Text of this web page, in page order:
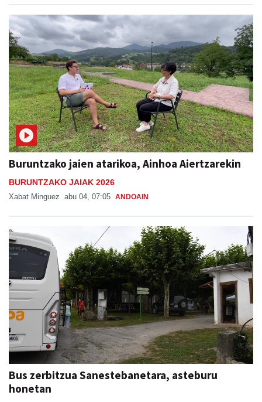
Buruntzako jaien atarikoa, Ainhoa Aiertzarekin
BURUNTZAKO JAIAK 2026
Xabat Minguez abu 04, 07:05 ANDOAIN
Bus zerbitzua Sanestebanetara, asteburu
honetan